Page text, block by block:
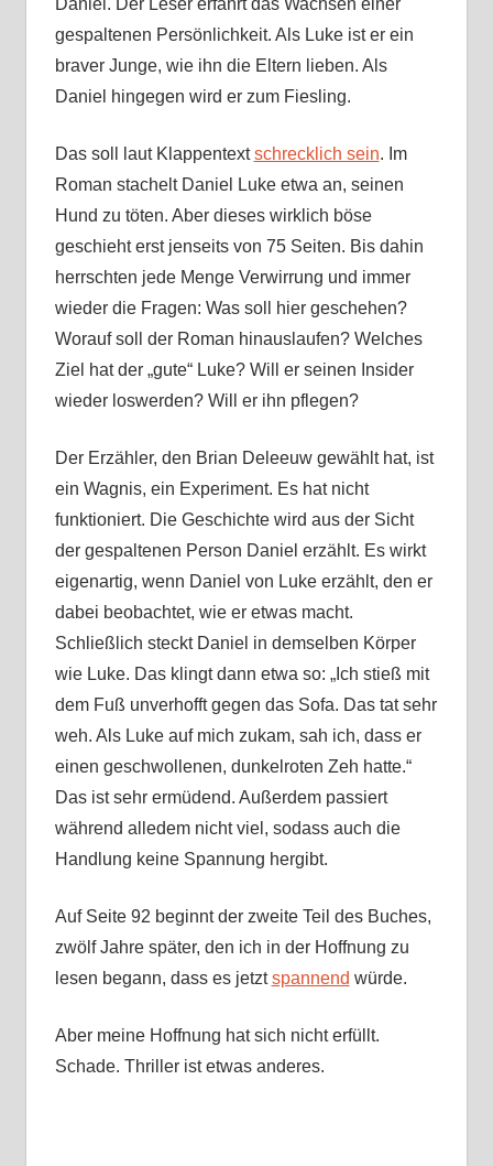
Daniel. Der Leser erfährt das Wachsen einer
gespaltenen Persönlichkeit. Als Luke ist er ein
braver Junge, wie ihn die Eltern lieben. Als
Daniel hingegen wird er zum Fiesling.
Das soll laut Klappentextschrecklich sein. Im
Roman stachelt Daniel Luke etwa an, seinen
Hund zu töten. Aber dieses wirklich böse
geschieht erst jenseits von 75 Seiten. Bis dahin
herrschten jede Menge Verwirrung und immer
wieder die Fragen: Was soll hier geschehen?
Worauf soll der Roman hinauslaufen? Welches
Ziel hat der „gute“ Luke? Will er seinen Insider
wieder loswerden? Will er ihn pflegen?
Der Erzähler, den Brian Deleeuw gewählt hat, ist
ein Wagnis, ein Experiment. Es hat nicht
funktioniert. Die Geschichte wird aus der Sicht
der gespaltenen Person Daniel erzählt. Es wirkt
eigenartig, wenn Daniel von Luke erzählt, den er
dabei beobachtet, wie er etwas macht.
Schließlich steckt Daniel in demselben Körper
wie Luke. Das klingt dann etwa so: „Ich stieß mit
dem Fuß unverhofft gegen das Sofa. Das tat sehr
weh. Als Luke auf mich zukam, sah ich, dass er
einen geschwollenen, dunkelroten Zeh hatte.“
Das ist sehr ermüdend. Außerdem passiert
während alledem nicht viel, sodass auch die
Handlung keine Spannung hergibt.
Auf Seite 92 beginnt der zweite Teil des Buches,
zwölf Jahre später, den ich in der Hoffnung zu
lesen begann, dass es jetztspannend würde.
Aber meine Hoffnung hat sich nicht erfüllt.
Schade. Thriller ist etwas anderes.